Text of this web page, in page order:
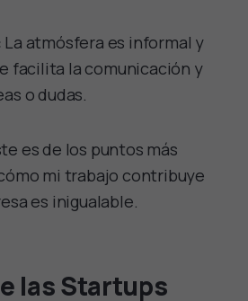
La atmósfera es informal y
facilita la comunicación y
o dudas.
es de los puntos más
mi trabajo contribuye
es inigualable.
las Startups